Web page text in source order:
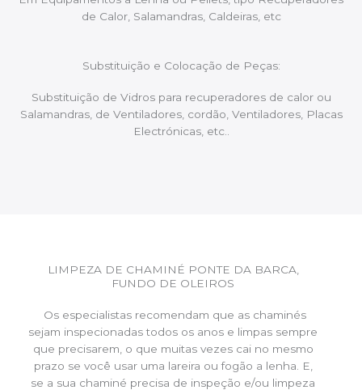
de Calor, Salamandras, Caldeiras, etc
Substituição e Colocação de Peças:
Substituição de Vidros para recuperadores de calor ou
Salamandras, de Ventiladores, cordão, Ventiladores, Placas
Electrónicas, etc..
LIMPEZA DE CHAMINÉ PONTE DA BARCA,
FUNDO DE OLEIROS
Os especialistas recomendam que as chaminés
sejam inspecionadas todos os anos e limpas sempre
que precisarem, o que muitas vezes cai no mesmo
prazo se você usar uma lareira ou fogão a lenha. E,
se a sua chaminé precisa de inspeção e/ou limpeza